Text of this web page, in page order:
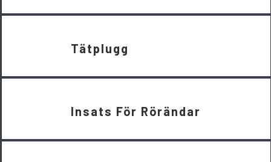
Tätplugg
Insats För Rörändar